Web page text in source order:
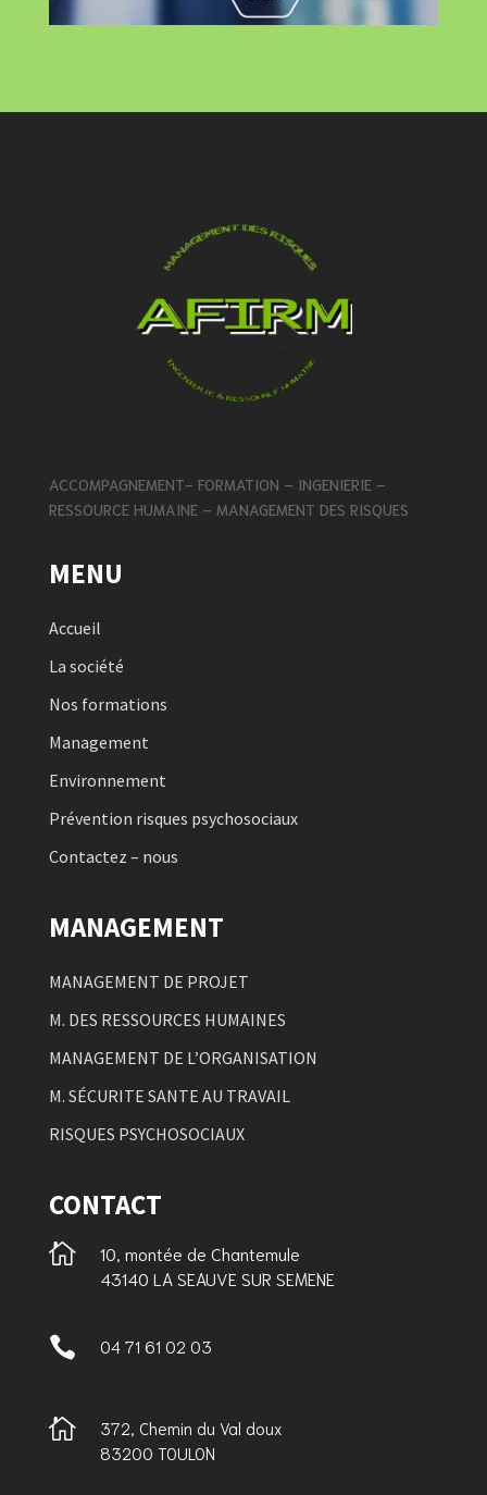
ACCOMPAGNEMENT- FORMATION – INGENIERIE –
RESSOURCE HUMAINE – MANAGEMENT DES RISQUES
MENU
Accueil
La société
Nos formations
Management
Environnement
Prévention risques psychosociaux
Contactez – nous
MANAGEMENT
MANAGEMENT DE PROJET
M. DES RESSOURCES HUMAINES
MANAGEMENT DE L’ORGANISATION
M. SÉCURITE SANTE AU TRAVAIL
RISQUES PSYCHOSOCIAUX
CONTACT

10, montée de Chantemule
43140 LA SEAUVE SUR SEMENE
 04 71 61 02 03

372, Chemin du Val doux
83200 TOULON